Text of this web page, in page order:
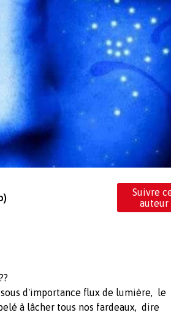
Suivre
auteur
sous d'importance flux de lumière, le
à lâcher tous nos fardeaux, dire